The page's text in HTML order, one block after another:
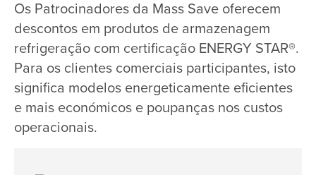
Os Patrocinadores da Mass Save oferecem
descontos em produtos de armazenagem
refrigeração com certificação ENERGY STAR®.
Para os clientes comerciais participantes, isto
significa modelos energeticamente eficientes
e mais económicos e poupanças nos custos
operacionais.